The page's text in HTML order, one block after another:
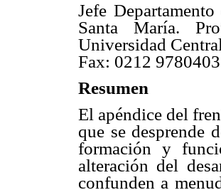
Jefe
Santa María.
Universidad
Fax: 0212 9780403
Resumen
El apéndice del
que se desprende
formación y
alteración del
confunden a